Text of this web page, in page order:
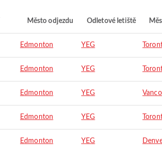
Město odjezdu Odletové letiště
Edmonton YEG
Edmonton YEG
Edmonton YEG
Edmonton YEG
Edmonton YEG